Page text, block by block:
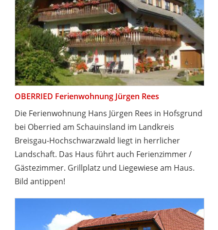
OBERRIED Ferienwohnung Jürgen Rees
Die Ferienwohnung Hans Jürgen Rees in Hofsgrund
bei Oberried am Schauinsland im Landkreis
Breisgau-Hochschwarzwald liegt in herrlicher
Landschaft. Das Haus führt auch Ferienzimmer /
Gästezimmer. Grillplatz und Liegewiese am Haus.
Bild antippen!